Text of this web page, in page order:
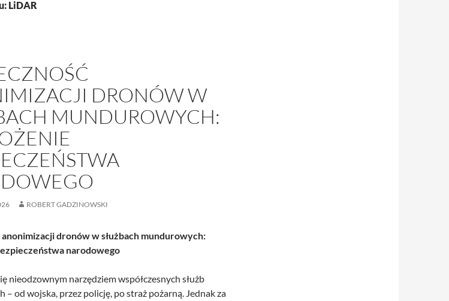
LiDAR
DRONÓW W
MUNDUROWYCH:
ROBERT GADZINOWSKI
dronów w służbach mundurowych:
narodowego
nieodzownym narzędziem współczesnych służb
– od wojska, przez policję, po straż pożarną. Jednak za